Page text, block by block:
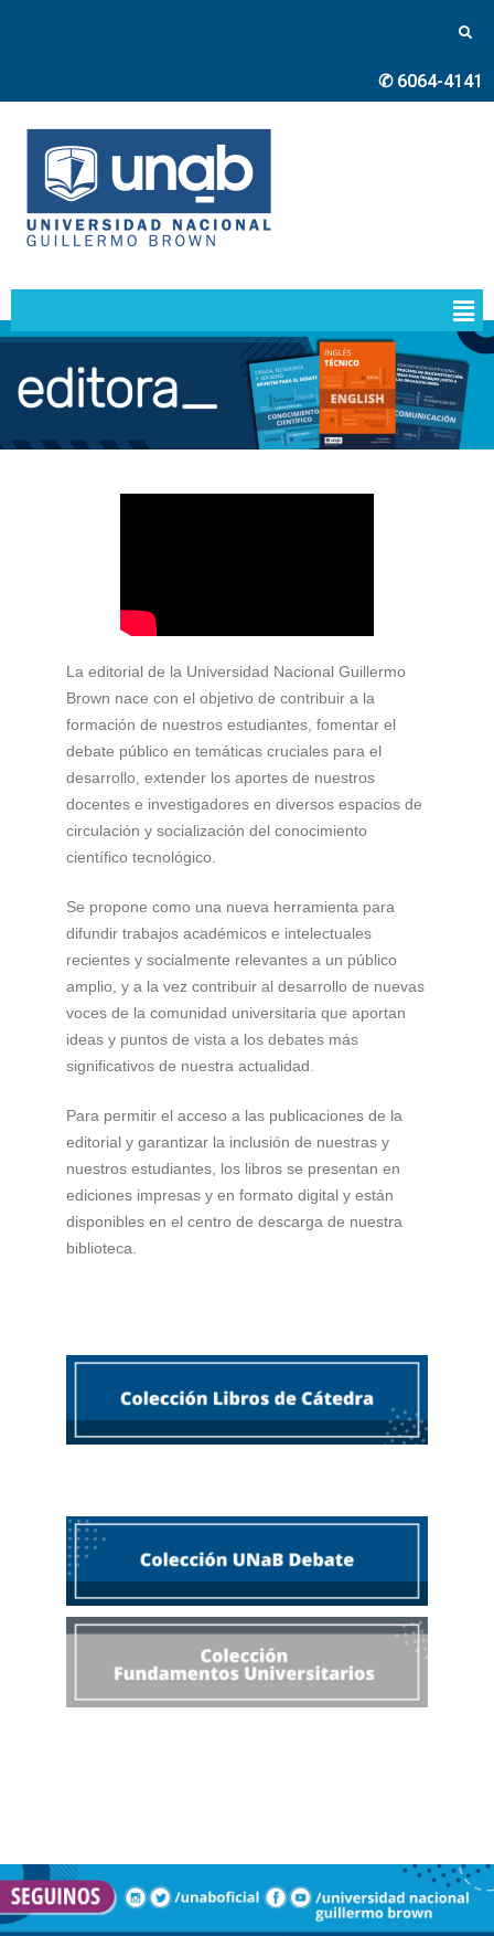
✆ 6064-4141
La editorial de la Universidad Nacional Guillermo
Brown nace con el objetivo de contribuir a la
formación de nuestros estudiantes, fomentar el
debate público en temáticas cruciales para el
desarrollo, extender los aportes de nuestros
docentes e investigadores en diversos espacios de
circulación y socialización del conocimiento
científico tecnológico.
Se propone como una nueva herramienta para
difundir trabajos académicos e intelectuales
recientes y socialmente relevantes a un público
amplio, y a la vez contribuir al desarrollo de nuevas
voces de la comunidad universitaria que aportan
ideas y puntos de vista a los debates más
significativos de nuestra actualidad.
Para permitir el acceso a las publicaciones de la
editorial y garantizar la inclusión de nuestras y
nuestros estudiantes, los libros se presentan en
ediciones impresas y en formato digital y están
disponibles en el centro de descarga de nuestra
biblioteca.